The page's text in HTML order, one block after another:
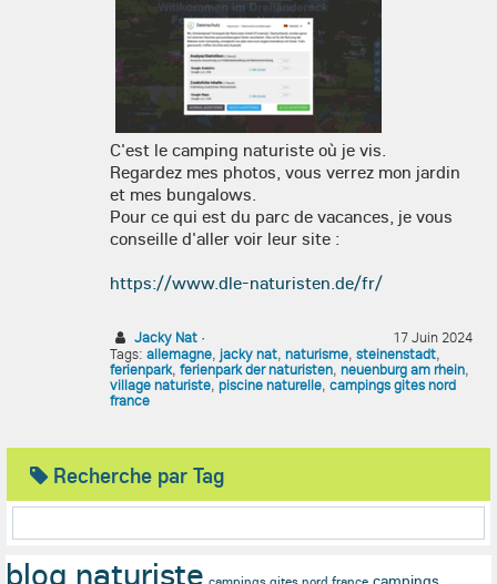
C'est le camping naturiste où je vis.
Regardez mes photos, vous verrez mon jardin
et mes bungalows.
Pour ce qui est du parc de vacances, je vous
conseille d'aller voir leur site :
https://www.dle-naturisten.de/fr/
Jacky Nat 17 Juin 2024
·
Tags: allemagne, jacky nat, naturisme, steinenstadt,
ferienpark, ferienpark der naturisten, neuenburg am rhein,
village naturiste, piscine naturelle, campings gites nord
france
Recherche par Tag
blog naturiste